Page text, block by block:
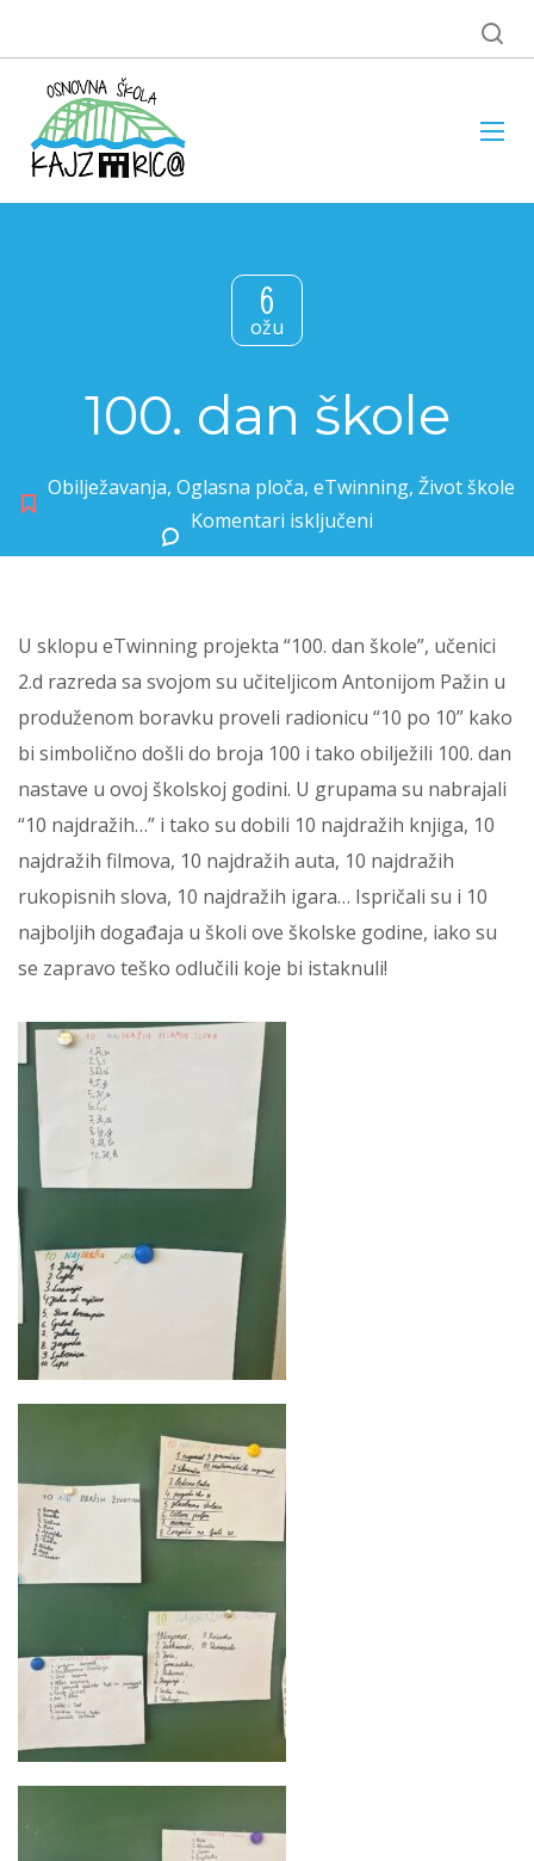
6
ožu
100. dan škole
Obilježavanja, Oglasna ploča, eTwinning, Život škole
Komentari isključeni
U sklopu eTwinning projekta “100. dan škole”, učenici
2.d razreda sa svojom su učiteljicom Antonijom Pažin u
produženom boravku proveli radionicu “10 po 10” kako
bi simbolično došli do broja 100 i tako obilježili 100. dan
nastave u ovoj školskoj godini. U grupama su nabrajali
“10 najdražih…” i tako su dobili 10 najdražih knjiga, 10
najdražih filmova, 10 najdražih auta, 10 najdražih
rukopisnih slova, 10 najdražih igara… Ispričali su i 10
najboljih događaja u školi ove školske godine, iako su
se zapravo teško odlučili koje bi istaknuli!